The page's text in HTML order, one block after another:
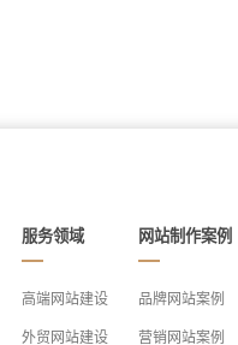
服务领域
高端网站建设
外贸网站建设
网站制作案例
品牌网站案例
营销网站案例